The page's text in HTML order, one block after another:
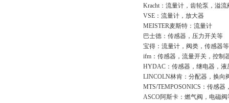
Kracht：流量计，齿轮泵，溢流
VSE：流量计，放大器
MEISTER麦斯特：流量计
巴士德：传感器，压力开关等
宝得：流量计，阀类，传感器等
ifm：传感器，流量开关，控制
HYDAC：传感器，继电器，液
LINCOLN林肯：分配器，换向
MTS/TEMPOSONICS：传感器
ASCO阿斯卡：燃气阀，电磁阀